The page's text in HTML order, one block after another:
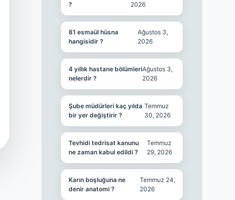
?
2026
81 esmaül hüsna
hangisidir ?
Ağustos 3,
2026
4 yıllık hastane bölümleri
nelerdir ?
Ağustos 3,
2026
Şube müdürleri kaç yılda
bir yer değiştirir ?
Temmuz
30, 2026
Tevhidi tedrisat kanunu
ne zaman kabul edildi ?
Temmuz
29, 2026
Karın boşluğuna ne
denir anatomi ?
Temmuz 24,
2026